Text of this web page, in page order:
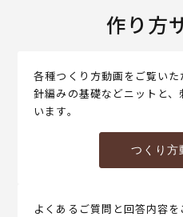
作り方
各種つくり方動画をご覧い
針編みの基礎などニットと
います。
つくり方
よくあるご質問と回答内容